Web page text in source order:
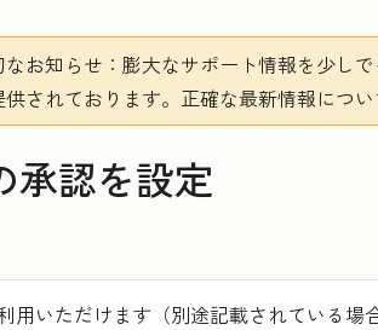
お知らせ ：膨大なサポート情報を少し
されております。 正確な最新情報につ
承認を設定
用いただけます（別途記載されている場